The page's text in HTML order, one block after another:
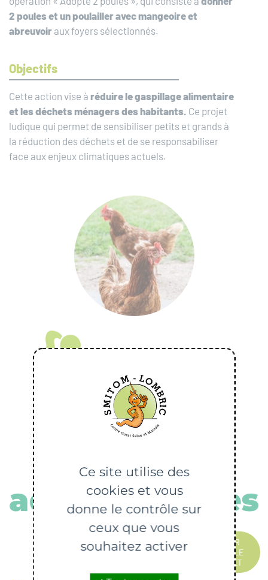
2 poules et un poulailler avec mangeoire et
abreuvoir aux foyers sélectionnés.
Objectifs
Cette action vise à réduire le gaspillage alimentaire
et les déchets ménagersdes habitants. Ce projet
ludique qui permet de sensibiliser petits et grands à
la réduction des déchets et de se responsabiliser
face aux enjeux climatiques actuels.
VOTER
POUR LE
PROJET
Ce site utilise des
cookies et vous
donne le contrôle sur
ceux que vous
souhaitez activer